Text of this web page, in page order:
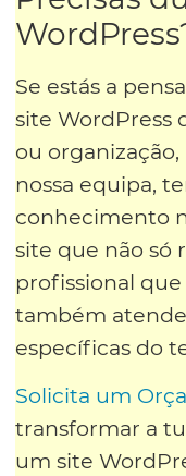
Se estás a
site WordPress
ou
nossa equipa,
conhecimento
site que não só
profissional
também
específicas do
Solicita um
transformar a
um site